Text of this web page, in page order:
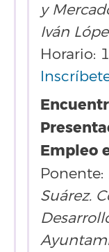
y
Iván
Horario:
Empleo
Ponente:
Suárez.